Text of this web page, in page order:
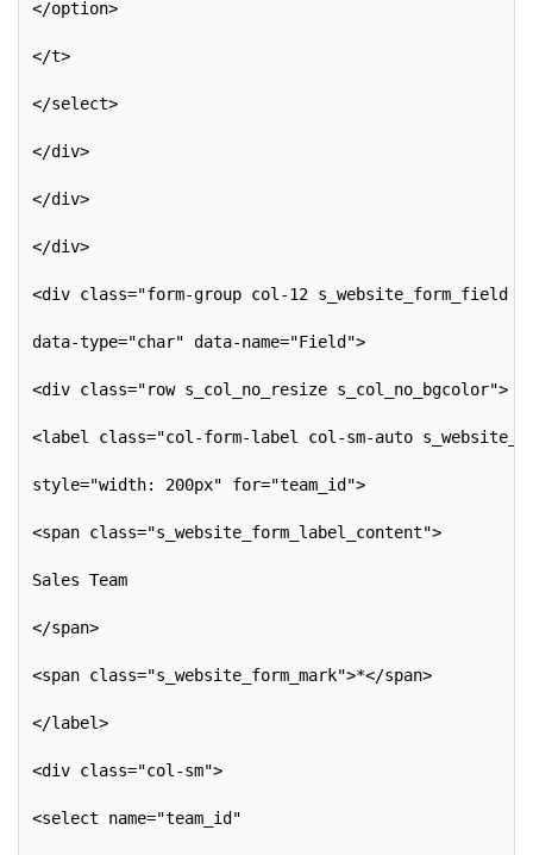
</option>
</t>
</select>
</div>
</div>
</div>
<div class="form-group col-12 s_website_form_field
data-type="char" data-name="Field">
<div class="row s_col_no_resize s_col_no_bgcolor">
<label class="col-form-label col-sm-auto
style="width: 200px" for="team_id">
<span class="s_website_form_label_content">
Sales Team
</span>
<span class="s_website_form_mark">*</span>
</label>
<div class="col-sm">
<select name="team_id"